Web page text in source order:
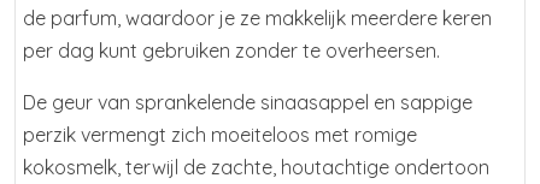
de parfum, waardoor je ze makkelijk meerdere keren
per dag kunt gebruiken zonder te overheersen.
De geur van sprankelende sinaasappel en sappige
perzik vermengt zich moeiteloos met romige
kokosmelk, terwijl de zachte, houtachtige ondertoon